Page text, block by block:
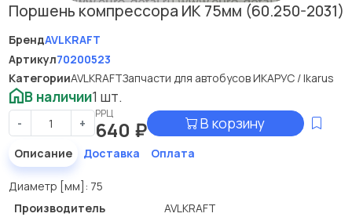
Поршень компрессора ИК 75мм (60.250-2031)
БрендAVLKRAFT
Артикул70200523
КатегорииAVLKRAFTЗапчасти для автобусов ИКАРУС / Ikarus
В наличии1 шт.
- +
РРЦ
640 ₽ В корзину
Описание Доставка Оплата
Диаметр [мм]: 75
Производитель
AVLKRAFT